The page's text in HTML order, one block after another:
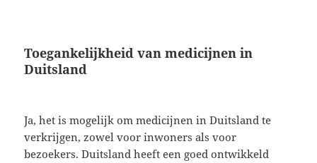
Toegankelijkheid van medicijnen in
Duitsland
Ja, het is mogelijk om medicijnen in Duitsland te
verkrijgen, zowel voor inwoners als voor
bezoekers. Duitsland heeft een goed ontwikkeld